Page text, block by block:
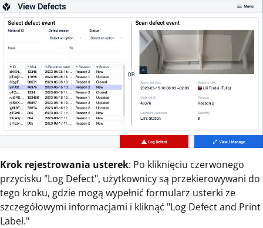
Krok rejestrowania usterek: Po kliknięciu czerwonego
przycisku "Log Defect", użytkownicy są przekierowywani do
tego kroku, gdzie mogą wypełnić formularz usterki ze
szczegółowymi informacjami i kliknąć "Log Defect and Print
Label."